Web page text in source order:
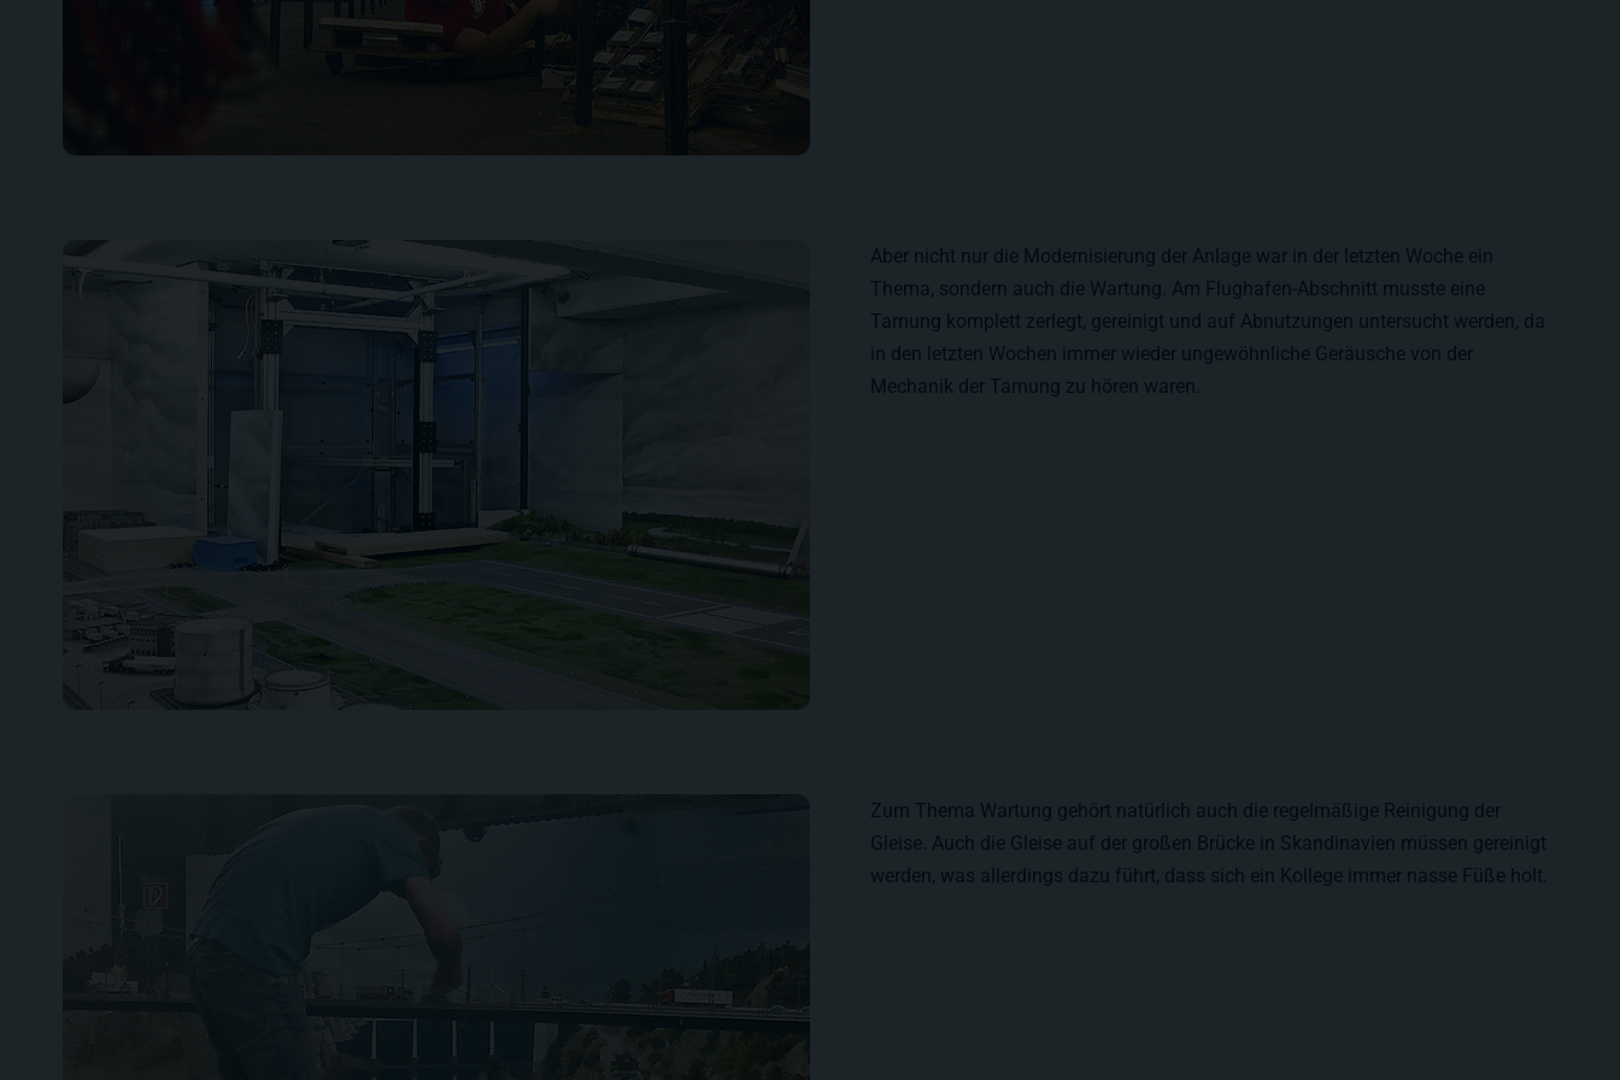
Aber nicht nur die Modernisierung der Anlage war in der letzten Woche ein
Thema, sondern auch die Wartung. Am Flughafen-Abschnitt musste eine
Tarnung komplett zerlegt, gereinigt und auf Abnutzungen untersucht werden, da
in den letzten Wochen immer wieder ungewöhnliche Geräusche von der
Mechanik der Tarnung zu hören waren.
Zum Thema Wartung gehört natürlich auch die regelmäßige Reinigung der
Gleise. Auch die Gleise auf der großen Brücke in Skandinavien müssen gereinigt
werden, was allerdings dazu führt, dass sich ein Kollege immer nasse Füße holt.